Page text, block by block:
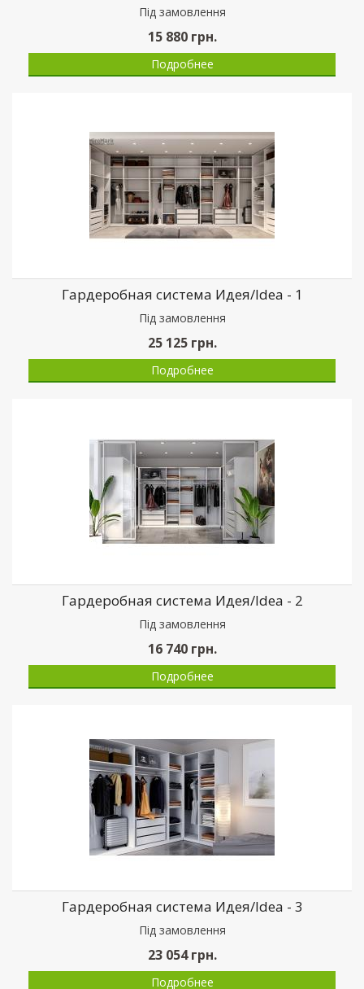
Пiд замовлення
15 880грн.
Подробнее
Гардеробная система Идея/Idea - 1
Пiд замовлення
25 125грн.
Подробнее
Гардеробная система Идея/Idea - 2
Пiд замовлення
16 740грн.
Подробнее
Гардеробная система Идея/Idea - 3
Пiд замовлення
23 054грн.
Подробнее